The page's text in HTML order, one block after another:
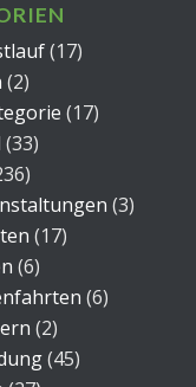
(17)
(2)
(17)
(33)
(3)
(17)
(6)
(6)
(2)
(45)